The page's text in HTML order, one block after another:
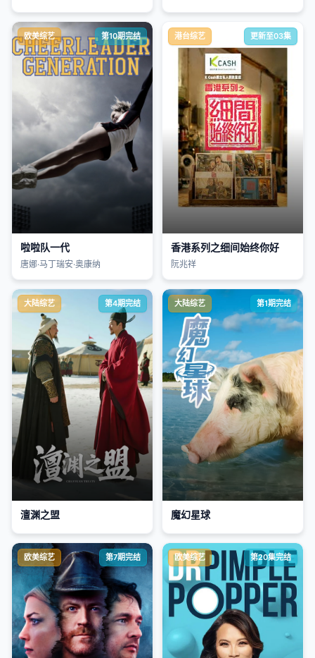
欧美综艺 第10期完结
啦啦队一代
唐娜·马丁瑞安·奥康纳
港台综艺 更新至03集
香港系列之细间始终你好
阮兆祥
大陆综艺 第4期完结
澶渊之盟
大陆综艺 第1期完结
魔幻星球
欧美综艺 第7期完结 欧美综艺 第20集完结